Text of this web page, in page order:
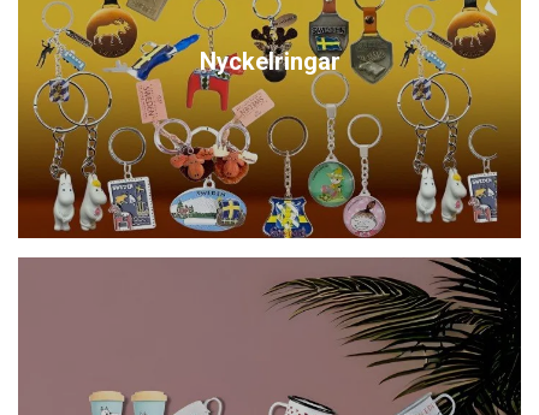
Nyckelringar